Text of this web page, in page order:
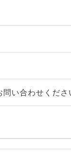
い合わせくださ